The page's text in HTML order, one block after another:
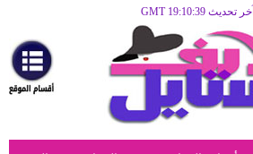
آخر تحديث GMT 19:10:39
مرأة
أزياء
أزياء